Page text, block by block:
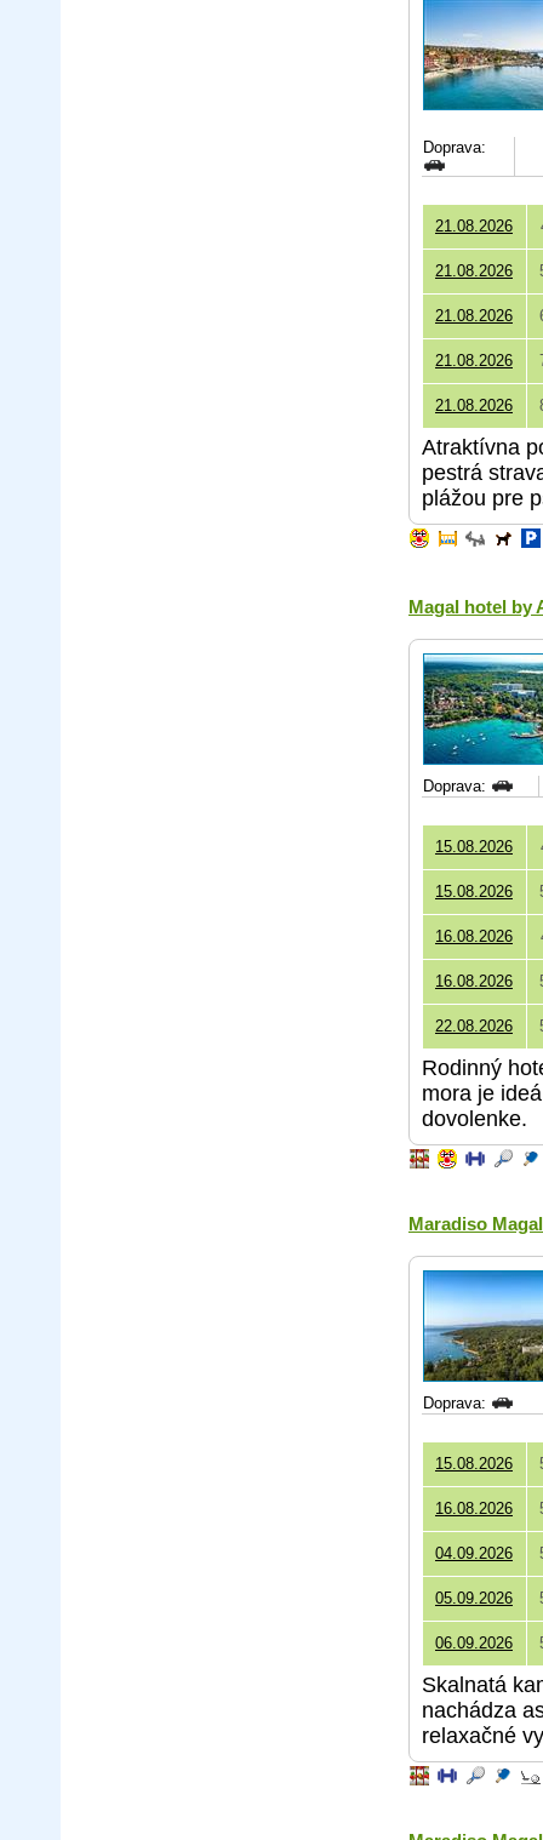
Doprava:
21.08.2026
21.08.2026
21.08.2026
21.08.2026
21.08.2026
Atraktívna
pestrá
plážou pre
Magal hotel by
Doprava:
15.08.2026
15.08.2026
16.08.2026
16.08.2026
22.08.2026
Rodinný
mora je
dovolenke.
Maradiso
Doprava:
15.08.2026
16.08.2026
04.09.2026
05.09.2026
06.09.2026
Skalnatá
nachádza
relaxačné